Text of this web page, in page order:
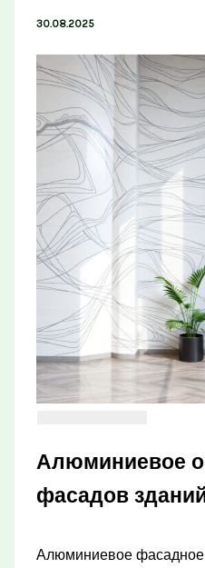
30.08.2025
Алюминиевое
фасадов
Алюминиевое фасадное